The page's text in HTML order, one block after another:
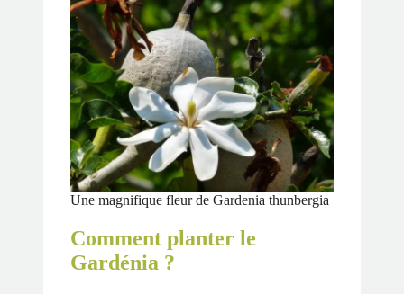
Une magnifique fleur de Gardenia thunbergia
Comment planter le
Gardénia ?